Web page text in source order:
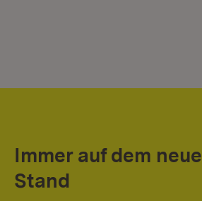
Immer auf dem
Stand